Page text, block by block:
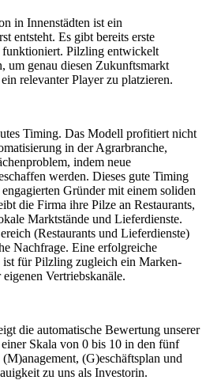
in Innenstädten ist ein
entsteht. Es gibt bereits erste
funktioniert. Pilzling entwickelt
um genau diesen Zukunftsmarkt
relevanter Player zu platzieren.
Timing. Das Modell profitiert nicht
in der Agrarbranche,
indem neue
werden. Dieses gute Timing
Gründer mit einem soliden
die Firma ihre Pilze an Restaurants,
Marktstände und Lieferdienste.
(Restaurants und Lieferdienste)
Nachfrage. Eine erfolgreiche
für Pilzling zugleich ein Marken-
Vertriebskanäle.
die automatische Bewertung unserer
Skala von 0 bis 10 in den fünf
(G)eschäftsplan und
zu uns als Investorin.